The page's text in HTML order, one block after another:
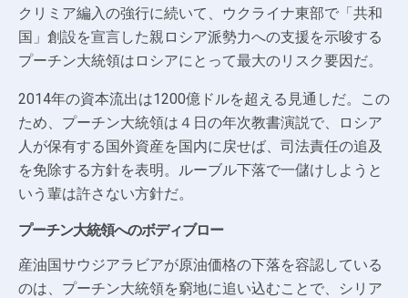
クリミア編入の強行に続いて、ウクライナ東部で「共和
国」創設を宣言した親ロシア派勢力への支援を示唆する
プーチン大統領はロシアにとって最大のリスク要因だ。
2014年の資本流出は1200億ドルを超える見通しだ。この
ため、プーチン大統領は４日の年次教書演説で、ロシア
人が保有する国外資産を国内に戻せば、司法責任の追及
を免除する方針を表明。ルーブル下落で一儲けしようと
いう輩は許さない方針だ。
プーチン大統領へのボディブロー
産油国サウジアラビアが原油価格の下落を容認している
のは、プーチン大統領を窮地に追い込むことで、シリア